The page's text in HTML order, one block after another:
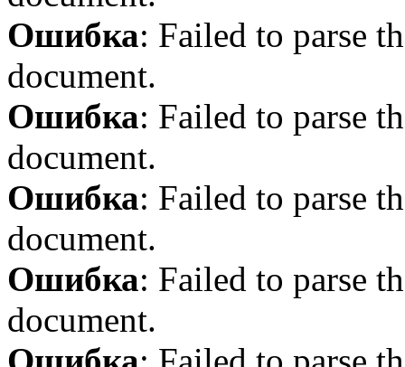
Ошибка: Failed to parse
document.
Ошибка: Failed to parse
document.
Ошибка: Failed to parse
document.
Ошибка: Failed to parse
document.